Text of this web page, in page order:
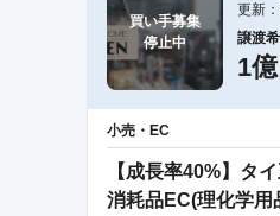
買い手募集
停止中
更新
譲渡
1
小売・EC
【成長率40%】タ
消耗品EC(理化学用